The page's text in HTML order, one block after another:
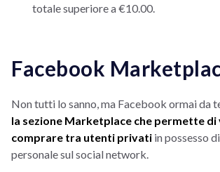
totale superiore a €10.00.
Facebook
Non tutti lo sanno, ma Facebook ormai da
la sezione Marketplace che permette di
comprare tra utenti privati in possesso
personale sul social network.